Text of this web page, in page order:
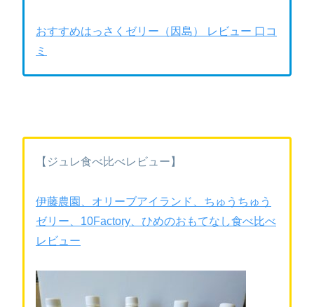
おすすめはっさくゼリー（因島） レビュー 口コ
ミ
【ジュレ食べ比べレビュー】
伊藤農園、オリーブアイランド、ちゅうちゅう
ゼリー、10Factory、ひめのおもてなし食べ比べ
レビュー